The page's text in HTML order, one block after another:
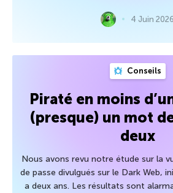
4 Juin 2026
Conseils
Piraté en moins
(presque) un mot
deux
Nous avons revu notre étude sur la
de passe divulgués sur le Dark Web,
a deux ans. Les résultats sont